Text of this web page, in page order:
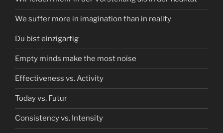
We suffer more in imagination than in reality
Du bist einzigartig
Empty minds make the most noise
Effectiveness vs. Activity
Today vs. Futur
Consistency vs. Intensity